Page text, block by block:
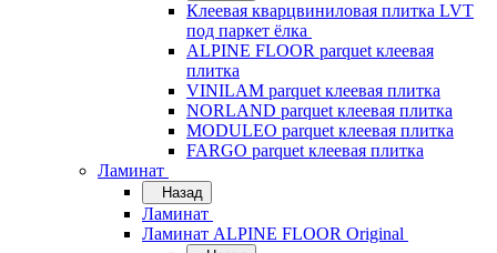
Клеевая кварцвиниловая плитка LVT
под паркет ёлка
ALPINE FLOOR parquet клеевая
плитка
VINILAM parquet клеевая плитка
NORLAND parquet клеевая плитка
MODULEO parquet клеевая плитка
FARGO parquet клеевая плитка
Ламинат
Назад
Ламинат
Ламинат ALPINE FLOOR Original